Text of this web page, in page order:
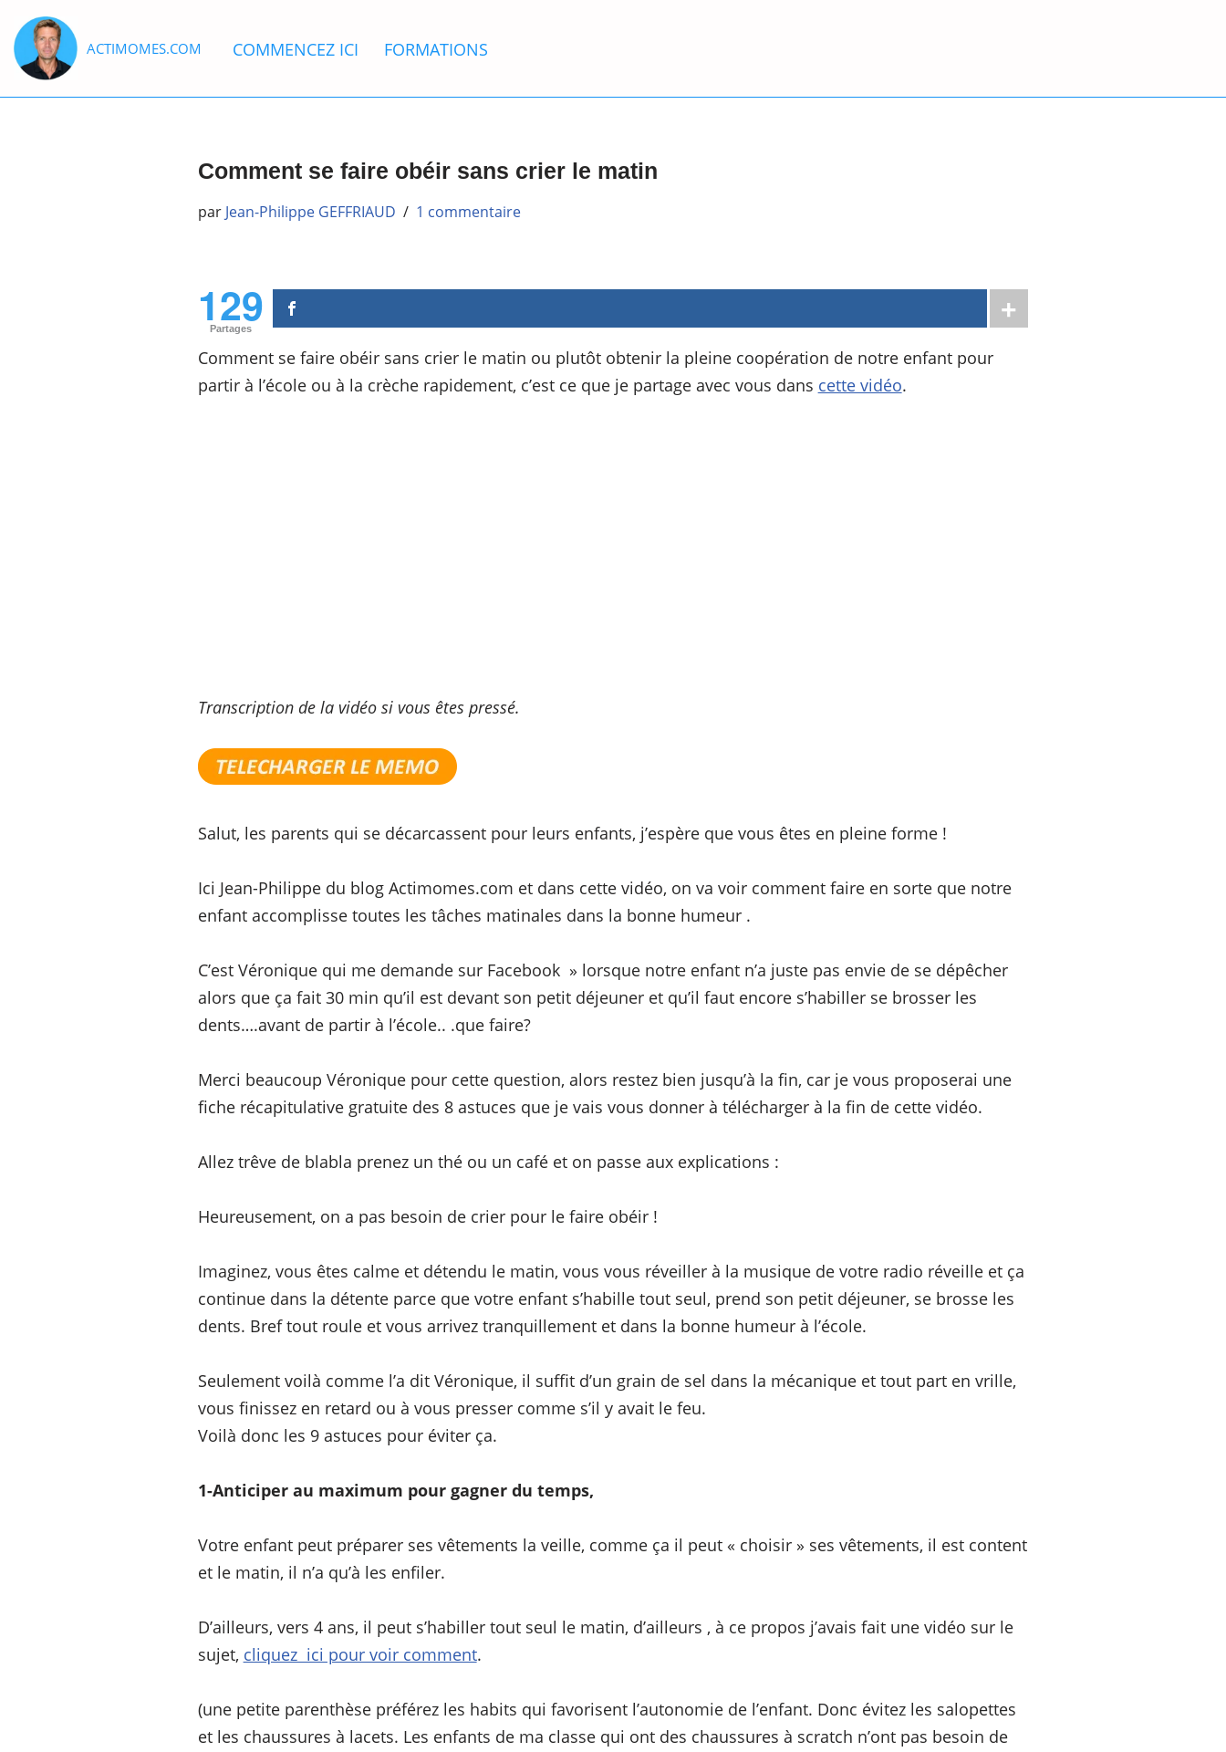
Aller
au
ACTIMOMES.COM COMMENCEZ ICI FORMATIONS
Comment se faire obéir sans crier le matin
par Jean-Philippe GEFFRIAUD 1 commentaire
129
Partages
Comment se faire obéir sans crier le matin ou plutôt obtenir la pleine coopération de notre enfant pour
partir à l’école ou à la crèche rapidement, c’est ce que je partage avec vous dans cette vidéo.
Transcription de la vidéo si vous êtes pressé.
Salut, les parents qui se décarcassent pour leurs enfants, j’espère que vous êtes en pleine forme !
Ici Jean-Philippe du blog Actimomes.com et dans cette vidéo, on va voir comment faire en sorte que notre
enfant accomplisse toutes les tâches matinales dans la bonne humeur .
C’est Véronique qui me demande sur Facebook » lorsque notre enfant n’a juste pas envie de se dépêcher
alors que ça fait 30 min qu’il est devant son petit déjeuner et qu’il faut encore s’habiller se brosser les
dents….avant de partir à l’école.. .que faire?
Merci beaucoup Véronique pour cette question, alors restez bien jusqu’à la fin, car je vous proposerai une
fiche récapitulative gratuite des 8 astuces que je vais vous donner à télécharger à la fin de cette vidéo.
Allez trêve de blabla prenez un thé ou un café et on passe aux explications :
Heureusement, on a pas besoin de crier pour le faire obéir !
Imaginez, vous êtes calme et détendu le matin, vous vous réveiller à la musique de votre radio réveille et ça
continue dans la détente parce que votre enfant s’habille tout seul, prend son petit déjeuner, se brosse les
dents. Bref tout roule et vous arrivez tranquillement et dans la bonne humeur à l’école.
Seulement voilà comme l’a dit Véronique, il suffit d’un grain de sel dans la mécanique et tout part en vrille,
vous finissez en retard ou à vous presser comme s’il y avait le feu.
Voilà donc les 9 astuces pour éviter ça.
1-Anticiper au maximum pour gagner du temps,
Votre enfant peut préparer ses vêtements la veille, comme ça il peut « choisir » ses vêtements, il est content
et le matin, il n’a qu’à les enfiler.
D’ailleurs, vers 4 ans, il peut s’habiller tout seul le matin, d’ailleurs , à ce propos j’avais fait une vidéo sur le
sujet, cliquez ici pour voir comment.
(une petite parenthèse préférez les habits qui favorisent l’autonomie de l’enfant. Donc évitez les salopettes
et les chaussures à lacets. Les enfants de ma classe qui ont des chaussures à scratch n’ont pas besoin de